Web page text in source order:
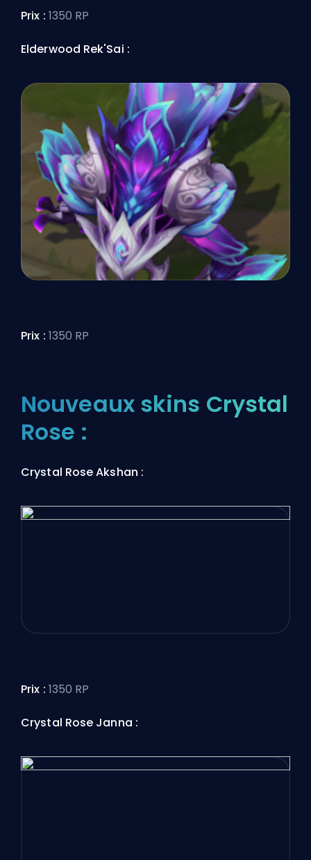
Prix : 1350 RP
Elderwood Rek'Sai :
Prix : 1350 RP
Nouveaux skins Crystal
Rose :
Crystal Rose Akshan :
Prix : 1350 RP
Crystal Rose Janna :